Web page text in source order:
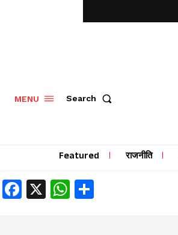
MENU Search
Featured राजनीति
Facebook
X WhatsApp